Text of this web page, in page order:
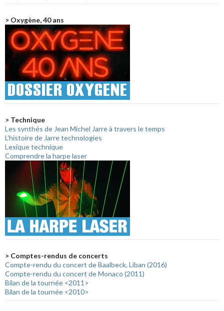
> Oxygène, 40 ans
> Technique
Les synthés de Jean Michel Jarre à travers le temps
L'histoire de Jarre technologies
Lexique technique
Comprendre la harpe laser
> Comptes-rendus de concerts
Compte-rendu du concert de Baalbeck, Liban (2016)
Compte-rendu du concert de Monaco (2011)
Bilan de la tournée <2011>
Bilan de la tournée <2010>